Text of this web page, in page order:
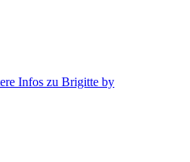
Infos zu Brigitte by